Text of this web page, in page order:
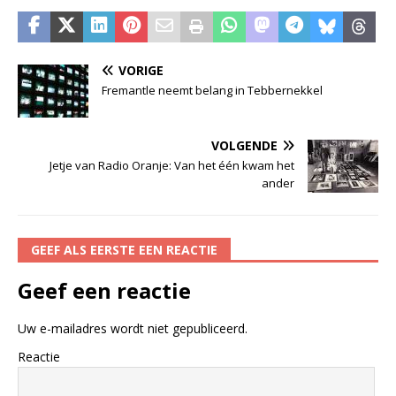
VORIGE
Fremantle neemt belang in Tebbernekkel
VOLGENDE
Jetje van Radio Oranje: Van het één kwam het
ander
GEEF ALS EERSTE EEN REACTIE
Geef een reactie
Uw e-mailadres wordt niet gepubliceerd.
Reactie